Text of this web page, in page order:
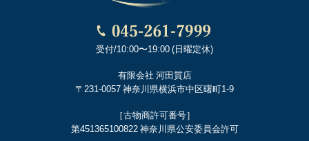
受付/10:00〜19:00 (日曜定休)
有限会社 河田質店
〒231-0057 神奈川県横浜市中区曙町1-9
［古物商許可番号］
第451365100822 神奈川県公安委員会許可